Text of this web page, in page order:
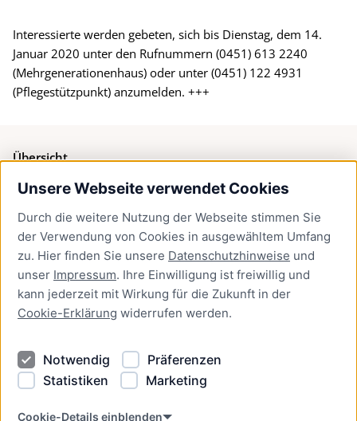
Unsere Webseite verwendet Cookies
Durch die weitere Nutzung der Webseite stimmen Sie
der Verwendung von Cookies in ausgewähltem Umfang
zu. Hier finden Sie unsere Datenschutzhinweise und
unser Impressum. Ihre Einwilligung ist freiwillig und
kann jederzeit mit Wirkung für die Zukunft in der
Cookie-Erklärung widerrufen werden.
Notwendig
Präferenzen
Statistiken
Marketing
Cookie-Details einblenden
Interessierte werden gebeten, sich bis Dienstag, dem 14.
Januar 2020 unter den Rufnummern (0451) 613 2240
(Mehrgenerationenhaus) oder unter (0451) 122 4931
(Pflegestützpunkt) anzumelden. +++
Übersicht
Bürgerservice
Presse
Newsletter Lübeck:kompakt
Kontakt
Kontakt
Datenschutzhinweise
Barrierefreiheit
Cookie Erklärung